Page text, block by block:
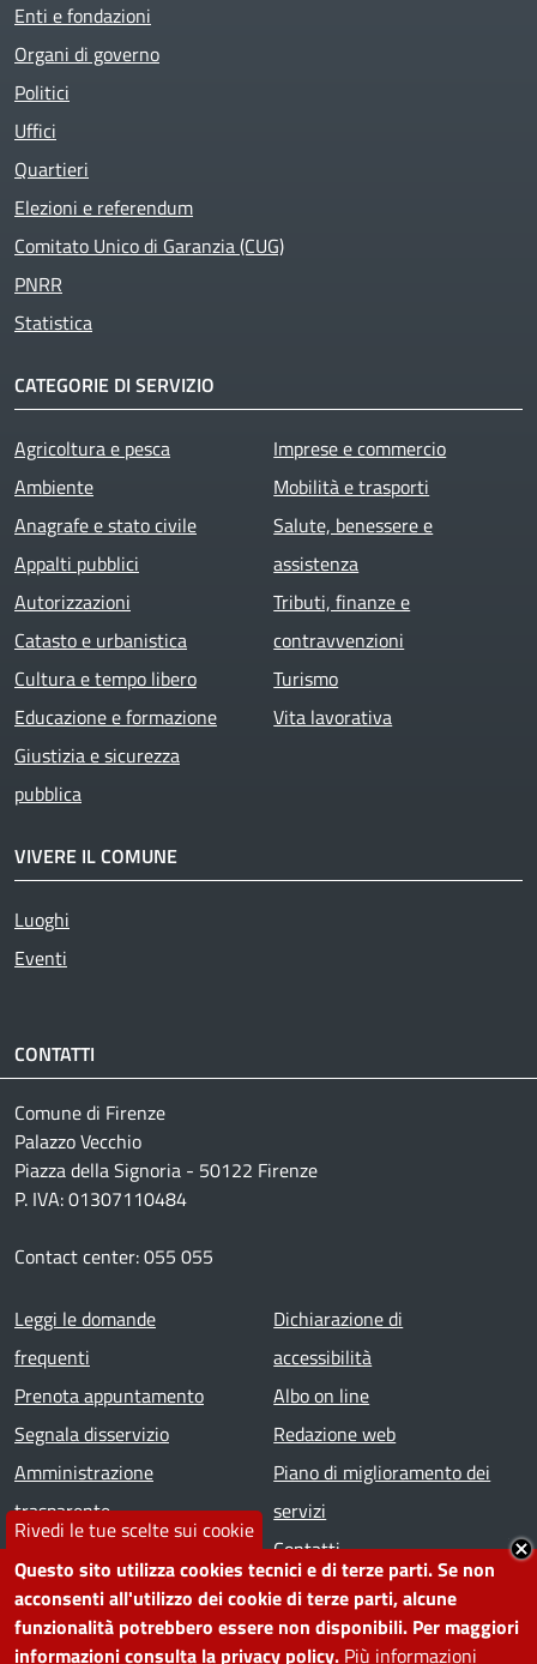
Rivedi le tue scelte sui cookie
Questo sito utilizza cookies tecnici e di terze parti. Se non
acconsenti all'utilizzo dei cookie di terze parti, alcune
funzionalità potrebbero essere non disponibili. Per maggiori
informazioni consulta la privacy policy. Più informazioni
Enti e fondazioni
Organi di governo
Politici
Uffici
Quartieri
Elezioni e referendum
Comitato Unico di Garanzia (CUG)
PNRR
Statistica
CATEGORIE DI SERVIZIO
Agricoltura e pesca
Ambiente
Anagrafe e stato civile
Appalti pubblici
Autorizzazioni
Catasto e urbanistica
Cultura e tempo libero
Educazione e formazione
Giustizia e sicurezza
pubblica
Imprese e commercio
Mobilità e trasporti
Salute, benessere e
assistenza
Tributi, finanze e
contravvenzioni
Turismo
Vita lavorativa
VIVERE IL COMUNE
Luoghi
Eventi
CONTATTI
Comune di Firenze
Palazzo Vecchio
Piazza della Signoria - 50122 Firenze
P. IVA: 01307110484
Contact center: 055 055
Footer menu
Leggi le domande
frequenti
Prenota appuntamento
Segnala disservizio
Amministrazione
trasparente
Dichiarazione di
accessibilità
Albo on line
Redazione web
Piano di miglioramento dei
servizi
Contatti
SEGUICI SU